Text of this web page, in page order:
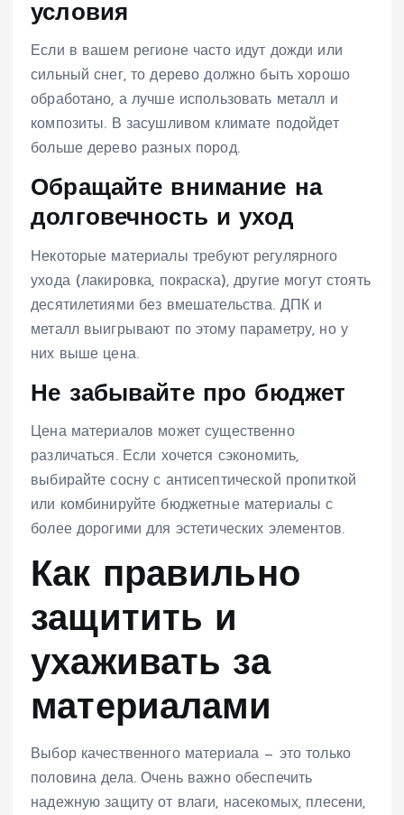
условия
Если в вашем регионе часто идут дожди или
сильный снег, то дерево должно быть хорошо
обработано, а лучше использовать металл и
композиты. В засушливом климате подойдет
больше дерево разных пород.
Обращайте внимание на
долговечность и уход
Некоторые материалы требуют регулярного
ухода (лакировка, покраска), другие могут стоять
десятилетиями без вмешательства. ДПК и
металл выигрывают по этому параметру, но у
них выше цена.
Не забывайте про бюджет
Цена материалов может существенно
различаться. Если хочется сэкономить,
выбирайте сосну с антисептической пропиткой
или комбинируйте бюджетные материалы с
более дорогими для эстетических элементов.
Как правильно
защитить и
ухаживать за
материалами
Выбор качественного материала — это только
половина дела. Очень важно обеспечить
надежную защиту от влаги, насекомых, плесени,